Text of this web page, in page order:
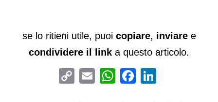
se lo ritieni utile, puoi copiare, inviaree
condividere il link a questo articolo.
Copy
Link
Email WhatsAppFacebook